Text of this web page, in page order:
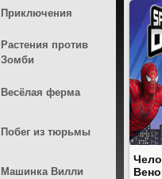
Приключения
Растения против
Зомби
Весёлая ферма
Побег из тюрьмы
Машинка Вилли